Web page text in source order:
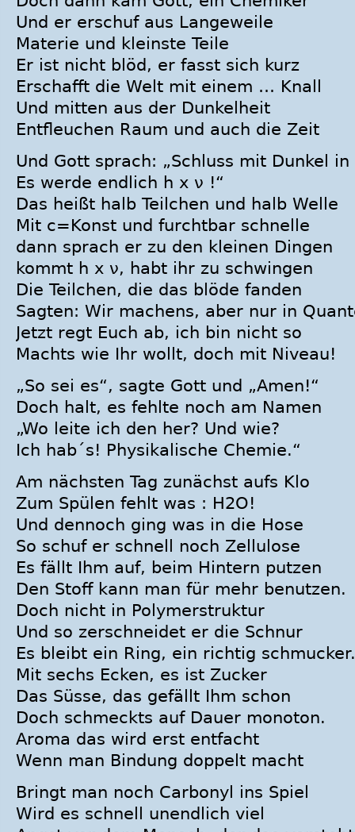
Und er erschuf aus Langeweile
Materie und kleinste Teile
Er ist nicht blöd, er fasst sich kurz
Erschafft die Welt mit einem … Knall
Und mitten aus der Dunkelheit
Entfleuchen Raum und auch die Zeit
Und Gott sprach: „Schluss mit Dunkel in
Es werde endlich h x ν !“
Das heißt halb Teilchen und halb Welle
Mit c=Konst und furchtbar schnelle
dann sprach er zu den kleinen Dingen
kommt h x ν, habt ihr zu schwingen
Die Teilchen, die das blöde fanden
Sagten: Wir machens, aber nur in
Jetzt regt Euch ab, ich bin nicht so
Machts wie Ihr wollt, doch mit Niveau!
„So sei es“, sagte Gott und „Amen!“
Doch halt, es fehlte noch am Namen
„Wo leite ich den her? Und wie?
Ich hab´s! Physikalische Chemie.“
Am nächsten Tag zunächst aufs Klo
Zum Spülen fehlt was : H2O!
Und dennoch ging was in die Hose
So schuf er schnell noch Zellulose
Es fällt Ihm auf, beim Hintern putzen
Den Stoff kann man für mehr benutzen.
Doch nicht in Polymerstruktur
Und so zerschneidet er die Schnur
Es bleibt ein Ring, ein richtig schmucker.
Mit sechs Ecken, es ist Zucker
Das Süsse, das gefällt Ihm schon
Doch schmeckts auf Dauer monoton.
Aroma das wird erst entfacht
Wenn man Bindung doppelt macht
Bringt man noch Carbonyl ins Spiel
Wird es schnell unendlich viel